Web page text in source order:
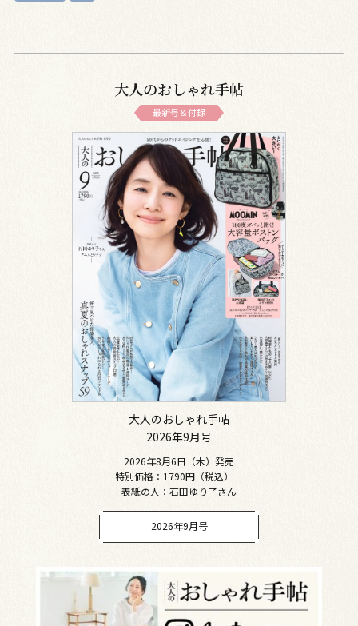
大人のおしゃれ手帖
最新号＆付録
大人のおしゃれ手帖
2026年9月号
2026年8月6日（木）発売
特別価格：1790円（税込）
表紙の人：石田ゆり子さん
2026年9月号